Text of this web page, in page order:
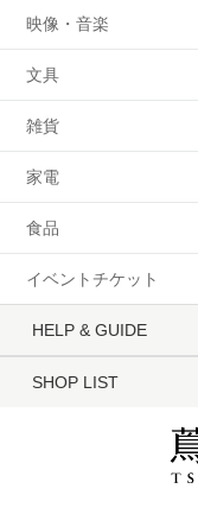
映像・音楽
文具
雑貨
家電
食品
イベントチケット
HELP & GUIDE
SHOP LIST